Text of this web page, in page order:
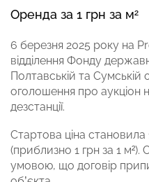
Оренда за 1 грн за м²
6 березня 2025 року на
відділення Фонду
Полтавській та Сумській
оголошення про аукціон
дезстанції.
Стартова ціна становила
(приблизно 1 грн за 1 м²).
умовою, що договір